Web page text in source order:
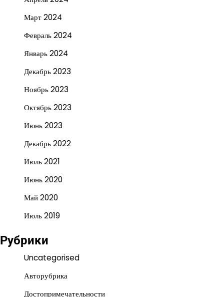
Март 2024
Февраль 2024
Январь 2024
Декабрь 2023
Ноябрь 2023
Октябрь 2023
Июнь 2023
Декабрь 2022
Июль 2021
Июнь 2020
Май 2020
Июль 2019
Рубрики
Uncategorised
Авторубрика
Достопримечательности